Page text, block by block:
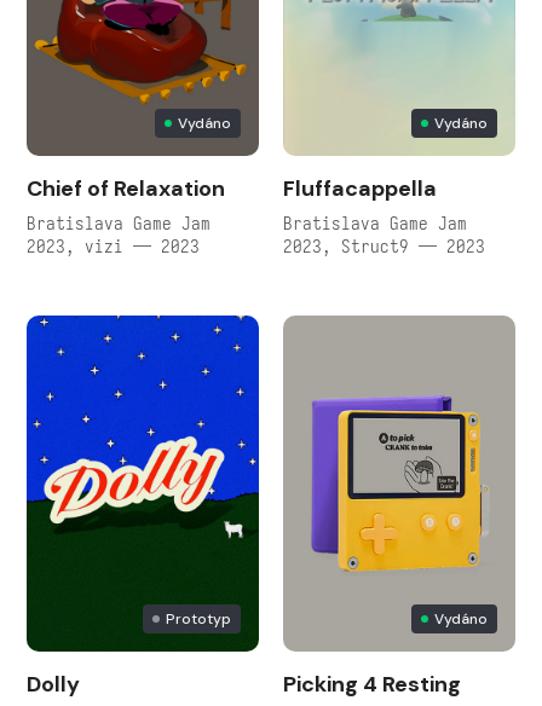
Vydáno
Chief of Relaxation
Bratislava Game Jam
2023, vizi — 2023
Vydáno
Fluffacappella
Bratislava Game Jam
2023, Struct9 — 2023
Prototyp
Dolly
Vydáno
Picking 4 Resting